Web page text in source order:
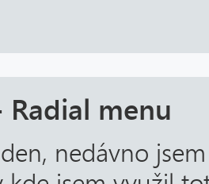
Radial menu
nedávno